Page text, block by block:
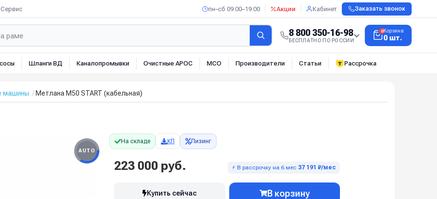
Сервис пн–сб 09:00–19:00 Акции Кабинет Заказать звонок
8 800 350-16-98
БЕСПЛАТНО ПО РОССИИ
0Корзина
0 шт.
Шланги ВД Каналопромывки Очистные АРОС МСО Производители Статьи Рассрочка
машины Метлана М50 START (кабельная)
AUTO
На складе КП Лизинг
223 000 руб. ⚡ В рассрочку на 6 мес 37 191 ₽/мес
Купить сейчас В корзину